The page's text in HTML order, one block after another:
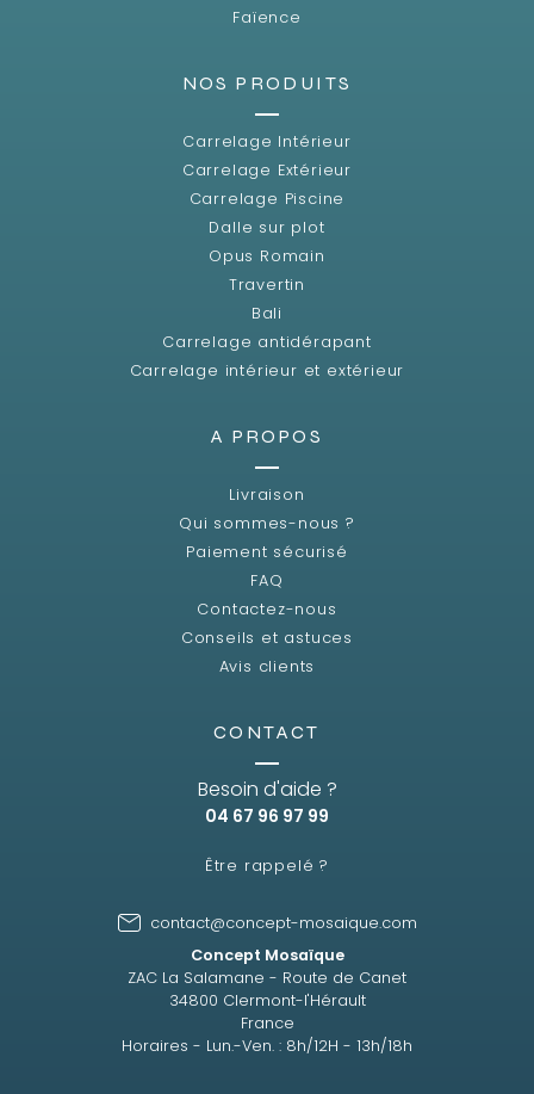
Faïence
NOS PRODUITS
Carrelage Intérieur
Carrelage Extérieur
Carrelage Piscine
Dalle sur plot
Opus Romain
Travertin
Bali
Carrelage antidérapant
Carrelage intérieur et extérieur
A PROPOS
Livraison
Qui sommes-nous ?
Paiement sécurisé
FAQ
Contactez-nous
Conseils et astuces
Avis clients
CONTACT
Besoin d'aide ?
04 67 96 97 99
Être rappelé ?
contact@concept-mosaique.com
Concept Mosaïque
ZAC La Salamane - Route de Canet
34800 Clermont-l'Hérault
France
Horaires - Lun.-Ven. : 8h/12H - 13h/18h